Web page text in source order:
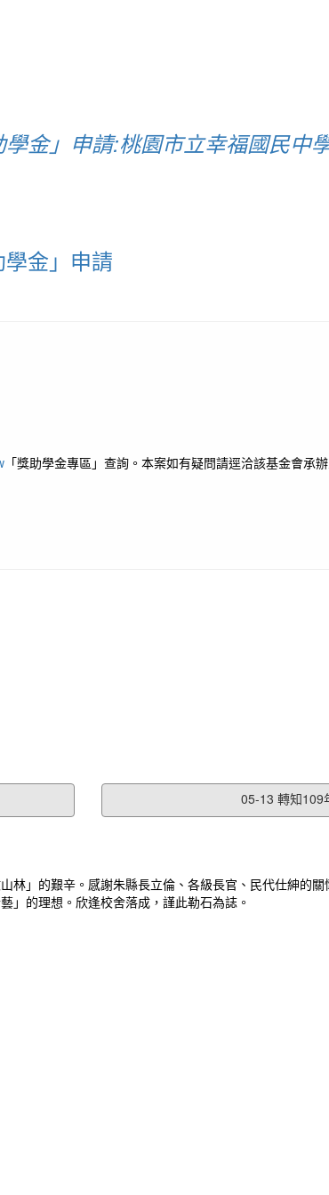
金」申請:桃園市立幸福國民中
金」申請
「獎助學金專區」查詢。本案如有疑問請逕洽該基金會承
05-13 轉知109
」的艱辛。感謝朱縣長立倫、各級長官、民代仕紳的
」的理想。欣逢校舍落成，謹此勒石為誌。